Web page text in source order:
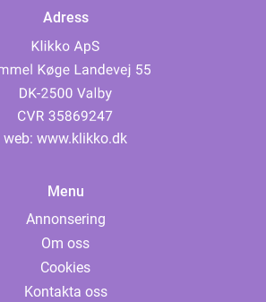
Adress
web: www.klikko.dk
Menu
Annonsering
Om oss
Cookies
Kontakta oss